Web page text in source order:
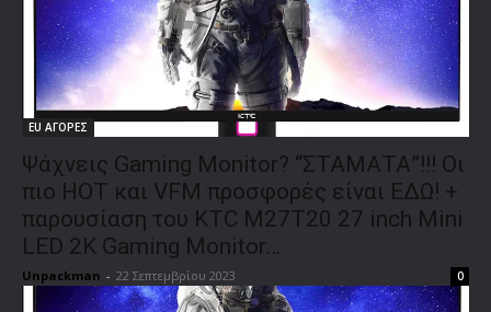
EU ΑΓΟΡΕΣ
Ψάχνεις Gaming Monitor? “ΣΤΑΜΑΤΑ”!!! Οι
πιο HOT και VFM προσφορές είναι ΕΔΩ! +
παρουσίαση του KTC M27T20 27 inch Mini
LED 2K Gaming Monitor…
Unpackman - 22 Σεπτεμβρίου 2023 0